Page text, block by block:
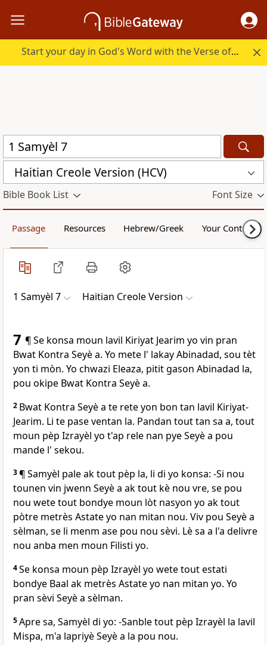
Start your day in God's Word with the Verse of the Day.
Haitian Creole Version (HCV)
Bible Book List Font Size
Passage Resources Hebrew/Greek Your Content
1 Samyèl 7 Haitian Creole Version
7 ¶ Se konsa moun lavil Kiriyat Jearim yo vin pran
Bwat Kontra Seyè a. Yo mete l' lakay Abinadad, sou tèt
yon ti mòn. Yo chwazi Eleaza, pitit gason Abinadad la,
pou okipe Bwat Kontra Seyè a.
2 Bwat Kontra Seyè a te rete yon bon tan lavil Kiriyat-
Jearim. Li te pase ventan la. Pandan tout tan sa a, tout
moun pèp Izrayèl yo t'ap rele nan pye Seyè a pou
mande l' sekou.
3¶ Samyèl pale ak tout pèp la, li di yo konsa: -Si nou
tounen vin jwenn Seyè a ak tout kè nou vre, se pou
nou wete tout bondye moun lòt nasyon yo ak tout
pòtre metrès Astate yo nan mitan nou. Viv pou Seyè a
sèlman, se li menm ase pou nou sèvi. Lè sa a l'a delivre
nou anba men moun Filisti yo.
4Se konsa moun pèp Izrayèl yo wete tout estati
bondye Baal ak metrès Astate yo nan mitan yo. Yo
pran sèvi Seyè a sèlman.
5Apre sa, Samyèl di yo: -Sanble tout pèp Izrayèl la lavil
Mispa, m'a lapriyè Seyè a la pou nou.